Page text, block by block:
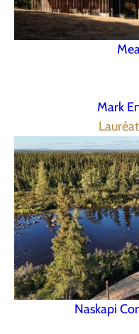
Mark
Naskapi